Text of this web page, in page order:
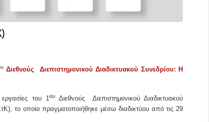
Διεθνούς Διεπιστημονικού Διαδικτυακού Συνεδρίου: Η
του 1ουΔιεθνούς Διεπιστημονικού Διαδικτυακού
το οποίο πραγματοποιήθηκε μέσω διαδικτύου από τις 29